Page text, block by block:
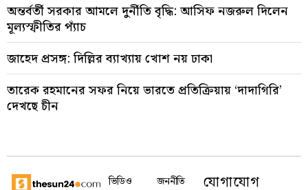
অন্তর্বর্তী সরকার আমলে দুর্নীতি বৃদ্ধি: আসিফ নজরুল দিলেন
মূল্যস্ফীতির প্যাঁচ
জাহেদ প্রসঙ্গ: দিল্লির ব্যাখ্যায় খোশ নয় ঢাকা
তারেক রহমানের সফর নিয়ে ভারতে প্রতিক্রিয়ায় ‘দাদাগিরি’
দেখছে চীন
ভিডিও
জননীতি
যোগাযোগ